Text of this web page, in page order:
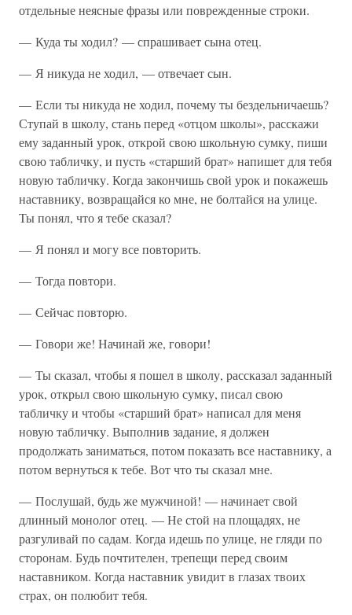
отдельные неясные фразы или поврежденные строки.
— Куда ты ходил? — спрашивает сына отец.
— Я никуда не ходил, — отвечает сын.
— Если ты никуда не ходил, почему ты бездельничаешь?
Ступай в школу, стань перед «отцом школы», расскажи
ему заданный урок, открой свою школьную сумку, пиши
свою табличку, и пусть «старший брат» напишет для тебя
новую табличку. Когда закончишь свой урок и покажешь
наставнику, возвращайся ко мне, не болтайся на улице.
Ты понял, что я тебе сказал?
— Я понял и могу все повторить.
— Тогда повтори.
— Сейчас повторю.
— Говори же! Начинай же, говори!
— Ты сказал, чтобы я пошел в школу, рассказал заданный
урок, открыл свою школьную сумку, писал свою
табличку и чтобы «старший брат» написал для меня
новую табличку. Выполнив задание, я должен
продолжать заниматься, потом показать все наставнику, а
потом вернуться к тебе. Вот что ты сказал мне.
— Послушай, будь же мужчиной! — начинает свой
длинный монолог отец. — Не стой на площадях, не
разгуливай по садам. Когда идешь по улице, не гляди по
сторонам. Будь почтителен, трепещи перед своим
наставником. Когда наставник увидит в глазах твоих
страх, он полюбит тебя.